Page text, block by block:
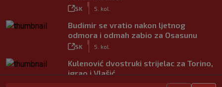
SK 5. kol.
Budimir se vratio nakon ljetnog
odmora i odmah zabio za Osasunu
SK 5. kol.
Kulenović dvostruki strijelac za Torino,
igrao i Vlašić